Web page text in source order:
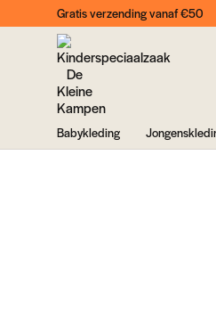
Gratis verzending vanaf €50
Babykleding